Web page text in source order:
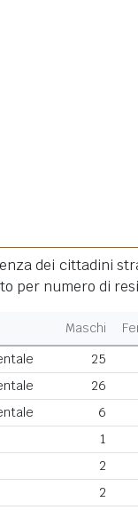
dei cittadini
per numero di
Maschi
25
26
6
1
2
2